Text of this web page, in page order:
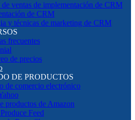
de ventas de implementación de CRM
de CRM
y técnicas de marketing de CRM
frecuentes
de precios
DE PRODUCTOS
de comercio electrónico
productos de Amazon
Feed